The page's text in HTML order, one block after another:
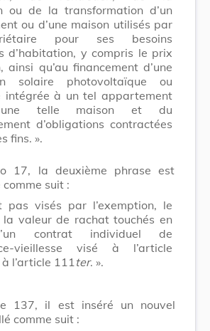
ou de la transformation d’un
ou d’une maison utilisés par
pour ses besoins
d’habitation, y compris le prix
ainsi qu’au financement d’une
solaire photovoltaïque ou
intégrée à un tel appartement
telle maison et du
d’obligations contractées
fins. ».
17, la deuxième phrase est
suit :
pas visés par l’exemption, le
valeur de rachat touchés en
contrat individuel de
vieillesse visé à l’article
l’article 111 ter. ».
137, il est inséré un nouvel
comme suit :